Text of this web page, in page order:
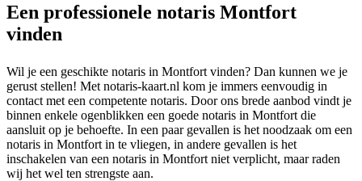
Een professionele notaris Montfort
vinden
Wil je een geschikte notaris in Montfort vinden? Dan kunnen we je
gerust stellen! Met notaris-kaart.nl kom je immers eenvoudig in
contact met een competente notaris. Door ons brede aanbod vindt je
binnen enkele ogenblikken een goede notaris in Montfort die
aansluit op je behoefte. In een paar gevallen is het noodzaak om een
notaris in Montfort in te vliegen, in andere gevallen is het
inschakelen van een notaris in Montfort niet verplicht, maar raden
wij het wel ten strengste aan.